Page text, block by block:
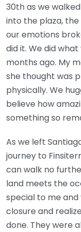
30th as we
into the plaza,
our emotions
did it. We did
months ago. My
she thought was
physically. We
believe how
something so
As we left
journey to
can walk no
land meets the
special to me
closure and
done. They were